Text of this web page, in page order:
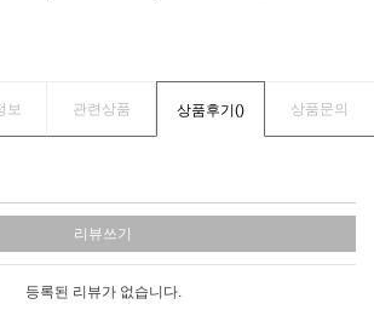
보 관련상품 상품후기() 상품문의
리뷰쓰기
등록된 리뷰가 없습니다.